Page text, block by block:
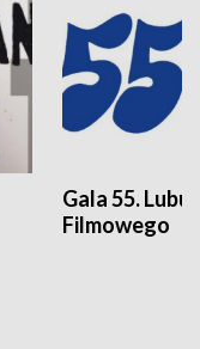
Gala 55.
Filmowego